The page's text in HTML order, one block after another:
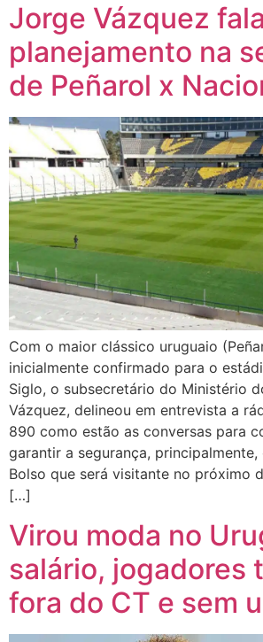
Jorge Vázquez
planejamento na
de Peñarol x
Com o maior clássico uruguaio
inicialmente confirmado para o
Siglo, o subsecretário do Ministério
Vázquez, delineou em entrevista a
890 como estão as conversas para
garantir a segurança,
Bolso que será visitante no próximo
[…]
Virou moda no
salário, jogadores
fora do CT e sem